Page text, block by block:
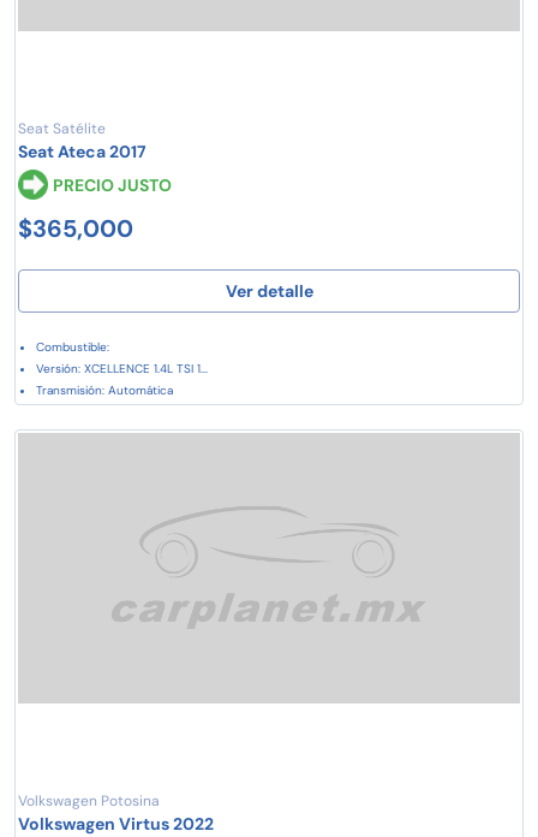
Seat Satélite
Seat Ateca 2017
PRECIO JUSTO
$365,000
Ver detalle
Combustible:
Versión: XCELLENCE 1.4L TSI 1...
Transmisión: Automática
Volkswagen Potosina
Volkswagen Virtus 2022